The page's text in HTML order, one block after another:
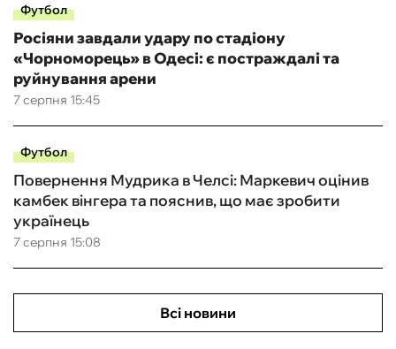
Футбол
7 серпня 15:45
Росіяни завдали удару по стадіону
«Чорноморець» в Одесі: є постраждалі та
руйнування арени
Футбол
7 серпня 15:08
Повернення Мудрика в Челсі: Маркевич оцінив
камбек вінгера та пояснив, що має зробити
українець
Всі новини